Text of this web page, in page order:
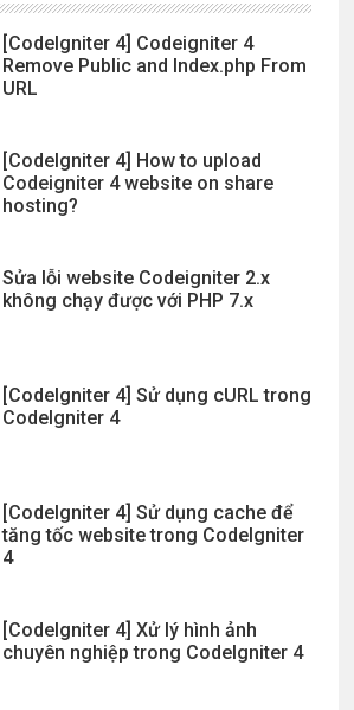
[CodeIgniter 4] Codeigniter 4
Remove Public and Index.php From
URL
[CodeIgniter 4] How to upload
Codeigniter 4 website on share
hosting?
Sửa lỗi website Codeigniter 2.x
không chạy được với PHP 7.x
[CodeIgniter 4] Sử dụng cURL trong
CodeIgniter 4
[CodeIgniter 4] Sử dụng cache để
tăng tốc website trong CodeIgniter
4
[CodeIgniter 4] Xử lý hình ảnh
chuyên nghiệp trong CodeIgniter 4